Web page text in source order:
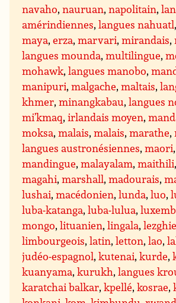
navaho,nauruan,napolitain,
amérindiennes,langues nahuatl
maya,erza,marvari,mirandais,
langues mounda,multilingue,
mohawk,langues manobo,
manipuri,malgache,maltais,
khmer,minangkabau,langues
mi’kmaq,irlandais moyen,
moksa,malais,malais,marathe,
langues austronésiennes,maori
mandingue,malayalam,maithili
magahi,marshall,madourais,
lushai,macédonien,lunda,luo,
luba-katanga,luba-lulua,
mongo,lituanien,lingala,
limbourgeois,latin,letton,lao,
judéo-espagnol,kutenai,kurde,
kuanyama,kurukh,langues
karatchai balkar,kpellé,kosrae,